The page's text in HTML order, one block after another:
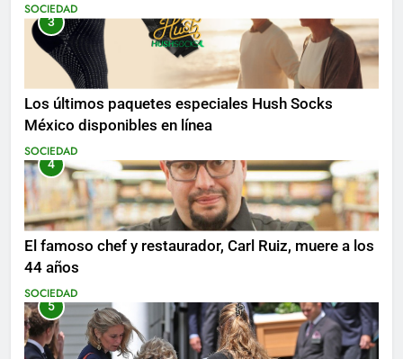
SOCIEDAD
3
Los últimos paquetes especiales Hush Socks
México disponibles en línea
SOCIEDAD
4
El famoso chef y restaurador, Carl Ruiz, muere a los
44 años
SOCIEDAD
5